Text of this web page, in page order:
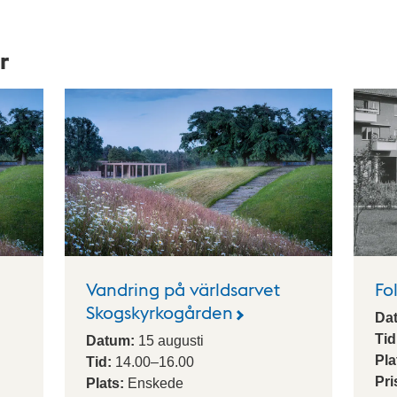
Vandring på världsarvet
Skogskyrkogården
Datum: 15augusti
Tid: 14.00–16.00
Plats: Enskede